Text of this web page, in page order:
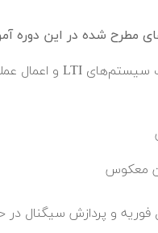
شده در این دوره
معکوس